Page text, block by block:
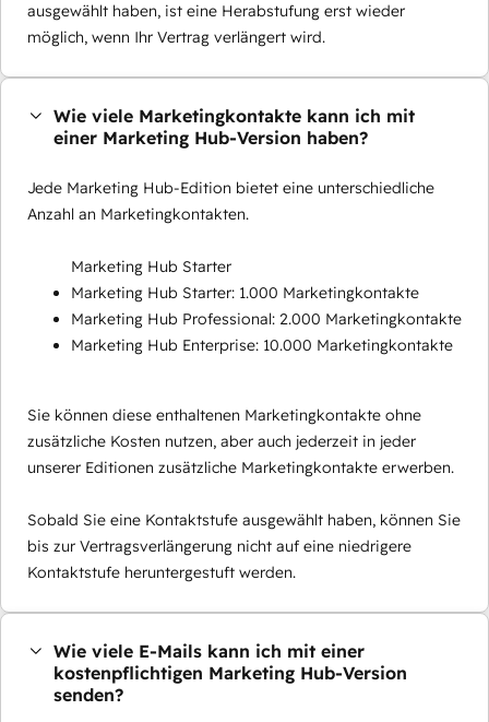
ausgewählt haben, ist eine Herabstufung erst wieder
möglich, wenn Ihr Vertrag verlängert wird.
Wie viele Marketingkontakte kann ich mit
einer Marketing Hub-Version haben?
Jede Marketing Hub-Edition bietet eine unterschiedliche
Anzahl an Marketingkontakten.
Marketing Hub Starter
Marketing Hub Starter: 1.000 Marketingkontakte
Marketing Hub Professional: 2.000 Marketingkontakte
Marketing Hub Enterprise: 10.000 Marketingkontakte
Sie können diese enthaltenen Marketingkontakte ohne
zusätzliche Kosten nutzen, aber auch jederzeit in jeder
unserer Editionen zusätzliche Marketingkontakte erwerben.
Sobald Sie eine Kontaktstufe ausgewählt haben, können Sie
bis zur Vertragsverlängerung nicht auf eine niedrigere
Kontaktstufe heruntergestuft werden.
Wie viele E-Mails kann ich mit einer
kostenpflichtigen Marketing Hub-Version
senden?